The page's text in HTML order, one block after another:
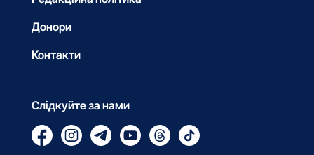
Донори
Контакти
Слідкуйте за нами